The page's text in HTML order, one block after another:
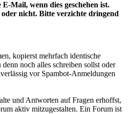
Mail, wenn dies geschehen ist.
nicht. Bitte verzichte dringend
kopierst mehrfach identische
noch alles schreiben sollst oder
vor Spambot-Anmeldungen
und Antworten auf Fragen erhoffst,
aktiv mitzugestalten. Ein Forum ist